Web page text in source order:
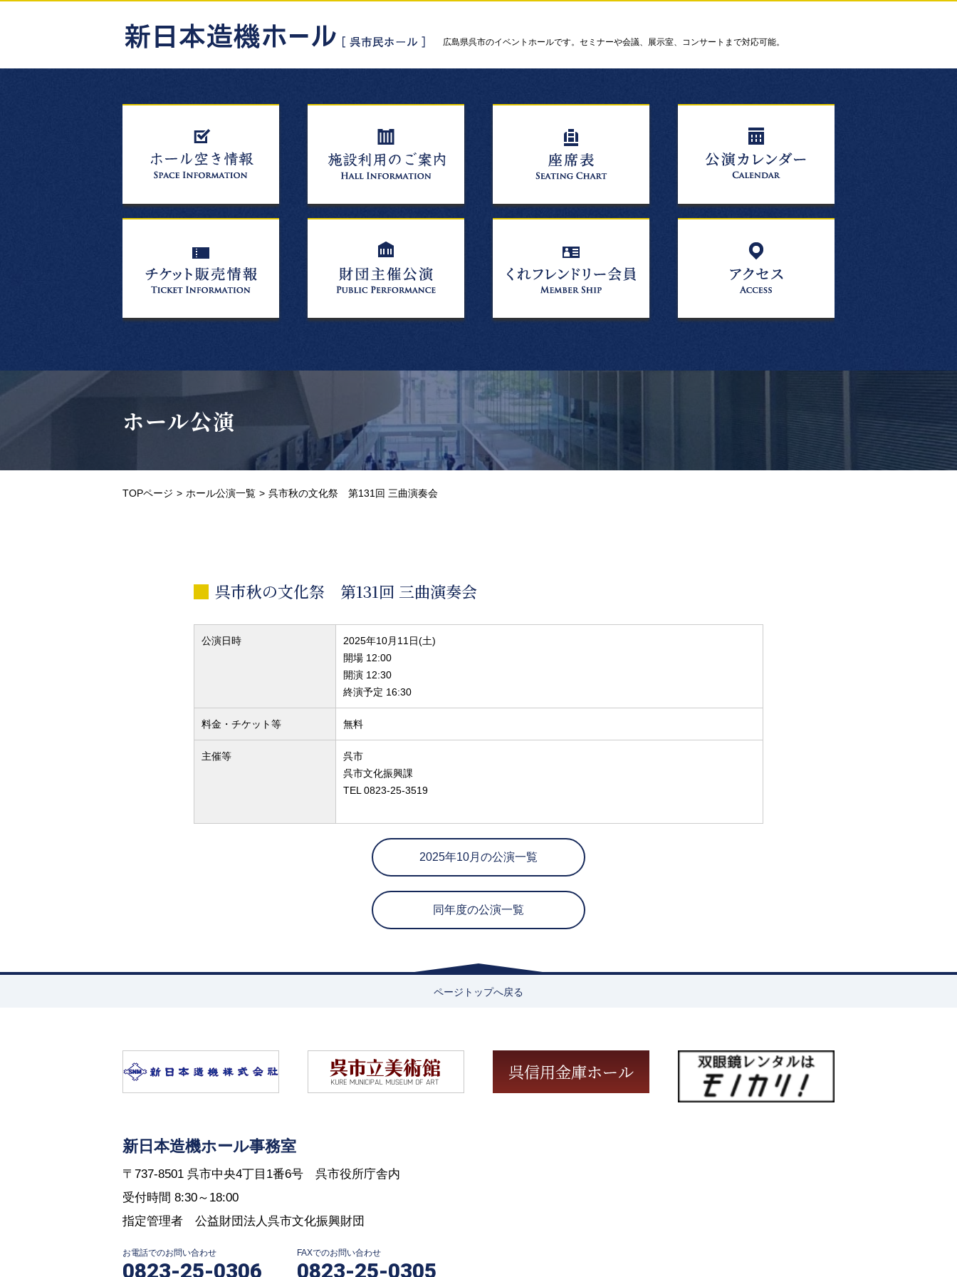
広島県呉市のイベントホールです。セミナーや会議、展示室、コンサートまで対応可能。
ホール公演
TOPページ ホール公演一覧 呉市秋の文化祭 第131回 三曲演奏会
呉市秋の文化祭 第131回 三曲演奏会
公演日時
2025年10月11日(土)
開場 12:00
開演 12:30
終演予定 16:30
料金・チケット等 無料
主催等
呉市
呉市文化振興課
TEL 0823-25-3519
2025年10月の公演一覧
同年度の公演一覧
ページトップへ戻る
新日本造機ホール事務室
〒737-8501 呉市中央4丁目1番6号 呉市役所庁舎内
受付時間 8:30～18:00
指定管理者 公益財団法人呉市文化振興財団
お電話でのお問い合わせ FAXでのお問い合わせ